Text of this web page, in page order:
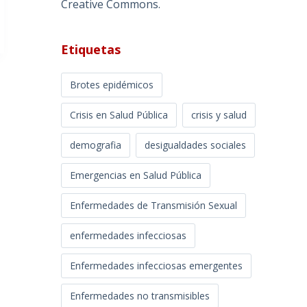
Creative Commons.
Etiquetas
Brotes epidémicos
Crisis en Salud Pública crisis y salud
demografia desigualdades sociales
Emergencias en Salud Pública
Enfermedades de Transmisión Sexual
enfermedades infecciosas
Enfermedades infecciosas emergentes
Enfermedades no transmisibles